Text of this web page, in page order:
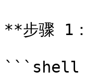
**步骤 1
```shell